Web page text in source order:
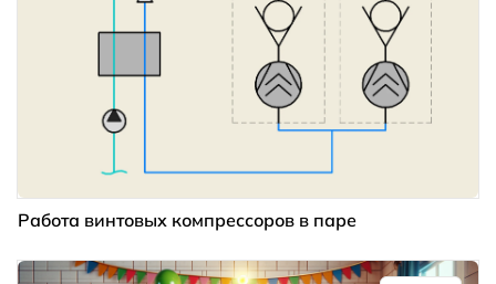
Работа винтовых компрессоров в паре